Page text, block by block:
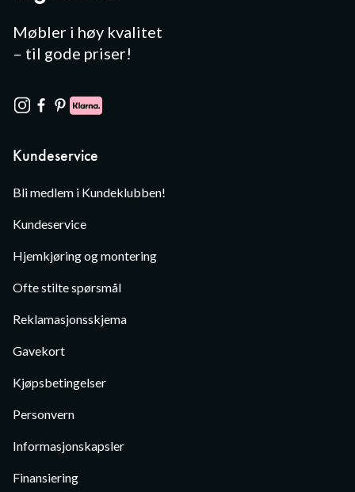
Møbler i høy kvalitet
– til gode priser!
Kundeservice
Bli medlem i Kundeklubben!
Kundeservice
Hjemkjøring og montering
Ofte stilte spørsmål
Reklamasjonsskjema
Gavekort
Kjøpsbetingelser
Personvern
Informasjonskapsler
Finansiering